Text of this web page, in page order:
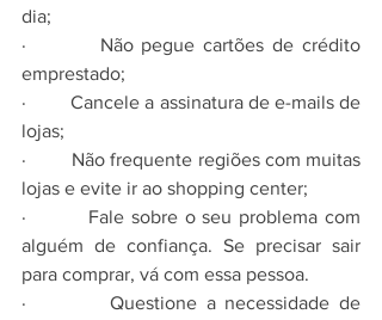
dia;
·         Não pegue cartões de crédito
emprestado;
·         Cancele a assinatura de e-mails de
lojas;
·         Não frequente regiões com muitas
lojas e evite ir ao shopping center;
·         Fale sobre o seu problema com
alguém de confiança. Se precisar sair
para comprar, vá com essa pessoa.
·         Questione a necessidade de